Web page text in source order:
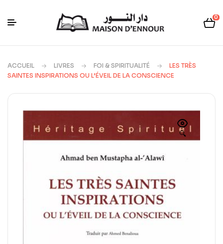
0
ACCUEIL LIVRES FOI & SPIRITUALITÉ
LES TRÈS
SAINTES INSPIRATIONS OU L’ÉVEIL DE LA CONSCIENCE
🔍